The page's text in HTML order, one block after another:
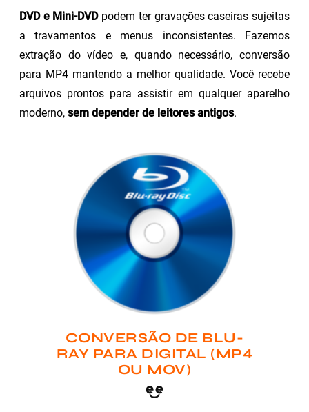
DVD e Mini-DVDpodem ter gravações caseiras sujeitas
a travamentos e menus inconsistentes. Fazemos
extração do vídeo e, quando necessário, conversão
para MP4 mantendo a melhor qualidade. Você recebe
arquivos prontos para assistir em qualquer aparelho
moderno, sem depender de leitores antigos.
CONVERSÃO DE BLU-
RAY PARA DIGITAL (MP4
OU MOV)